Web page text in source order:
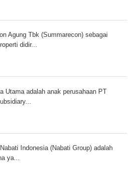
Agung Tbk (Summarecon) sebagai
didir...
Utama adalah anak perusahaan PT
Indonesia (Nabati Group) adalah
ya...